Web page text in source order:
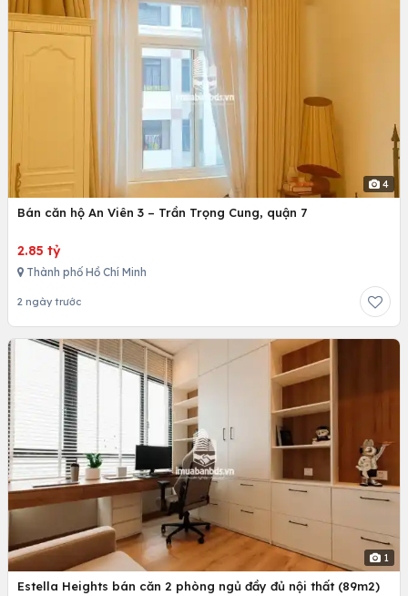
4
Bán căn hộ An Viên 3 – Trần Trọng Cung, quận 7
2.85 tỷ
Thành phố Hồ Chí Minh
2 ngày trước
1
Estella Heights bán căn 2 phòng ngủ đầy đủ nội thất (89m2)